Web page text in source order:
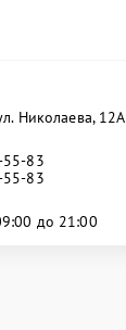
Николаева, 12А
55-83
55-83
до 21:00